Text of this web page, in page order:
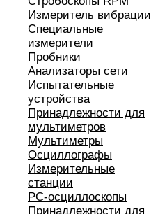
Измеритель вибрации
Специальные
измерители
Пробники
Анализаторы сети
Испытательные
устройства
Принадлежности для
мультиметров
Мультиметры
Осциллографы
Измерительные
станции
РС-осциллоскопы
Принадлежности для